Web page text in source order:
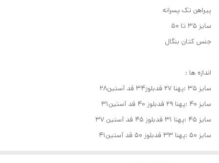
پیراهن تک پسرانه
سایز ۳۵ تا ۵۰
جنس کتان بنگال
اندازه ها :
سایز ۳۵ :پهنا ۲۷ قدبلوز۳۴ قد آستین۲۸
سایز ۴۰ :پهنا ۲۹ قدبلوز ۴۰ قد آستین۳۱
سایز ۴۵ :پهنا ۳۱ قدبلوز ۴۵ قد آستین ۳۷
سایز ۵۰ :پهنا ۳۳ قدبلوز ۵۰ قد آستین۴۱